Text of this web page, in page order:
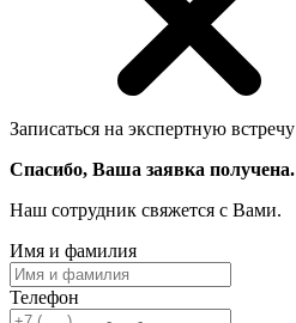
Записаться на экспертную встречу
Спасибо, Ваша заявка получена.
Наш сотрудник свяжется с Вами.
Имя и фамилия
Телефон